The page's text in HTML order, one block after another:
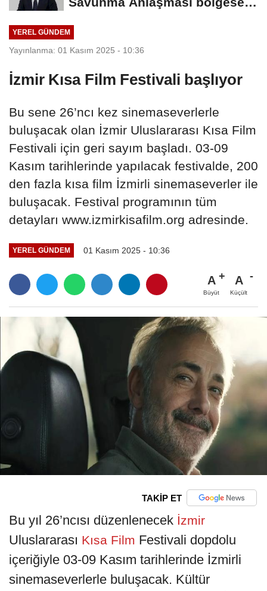
YEREL GÜNDEM
Yayınlanma: 01 Kasım 2025 - 10:36
İzmir Kısa Film Festivali başlıyor
Bu sene 26’ncı kez sinemaseverlerle
buluşacak olan İzmir Uluslararası Kısa Film
Festivali için geri sayım başladı. 03-09
Kasım tarihlerinde yapılacak festivalde, 200
den fazla kısa film İzmirli sinemaseverler ile
buluşacak. Festival programının tüm
detayları www.izmirkisafilm.org adresinde.
YEREL GÜNDEM 01 Kasım 2025 - 10:36
A
Büyüt
A
Küçült
TAKİP ET
Bu yıl 26’ncısı düzenlenecek İzmir
Uluslararası Kısa Film Festivali dopdolu
içeriğiyle 03-09 Kasım tarihlerinde İzmirli
sinemaseverlerle buluşacak. Kültür